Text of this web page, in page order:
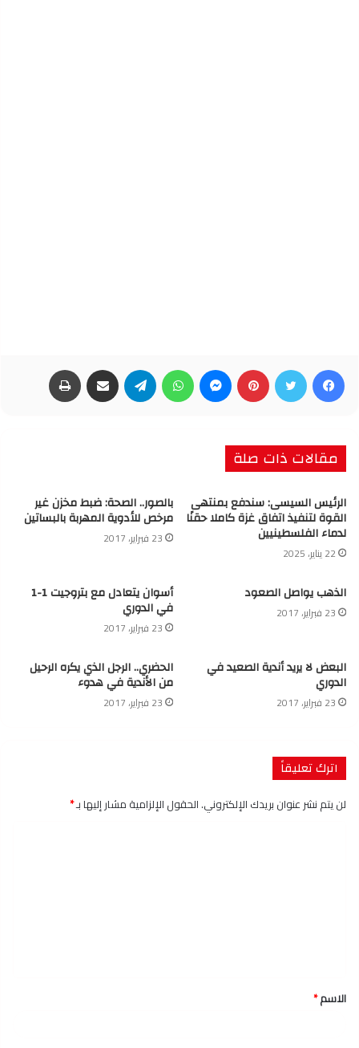
فيسبوك تويتر بينتيريست ماسنجر واتساب تيلقرام مشاركة عبر البريد
مقالات ذات صلة
الرئيس السيسى: سندفع بمنتهى
القوة لتنفيذ اتفاق غزة كاملا حقنًا
لدماء الفلسطينيين
22 يناير، 2025
بالصور.. الصحة: ضبط مخزن غير
مرخص للأدوية المهربة بالبساتين
23 فبراير، 2017
الذهب يواصل الصعود
23 فبراير، 2017
أسوان يتعادل مع بتروجيت 1-1
في الدوري
23 فبراير، 2017
البعض لا يريد أندية الصعيد في
الدوري
23 فبراير، 2017
الحضري.. الرجل الذي يكره الرحيل
من الأندية في هدوء
23 فبراير، 2017
اترك تعليقاً
لن يتم نشر عنوان بريدك الإلكتروني.الحقول الإلزامية مشار إليها بـ*
*
الاسم*